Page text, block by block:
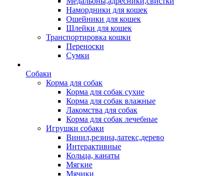
Намордники для кошек
Ошейники для кошек
Шлейки для кошек
Транспортировка кошки
Переноски
Сумки
Собаки
Корма для собак
Корма для собак сухие
Корма для собак влажные
Лакомства для собак
Корма для собак лечебные
Игрушки собаки
Винил,резина,латекс,дерево
Интерактивные
Кольца, канаты
Мягкие
Мячики